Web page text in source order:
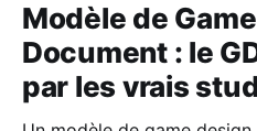
Modèle de
Document : le
par les vrais